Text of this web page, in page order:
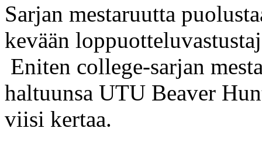
Sarjan mestaruutta
kevään
Eniten college-sarjan
haltuunsa UTU Beaver
viisi kertaa.